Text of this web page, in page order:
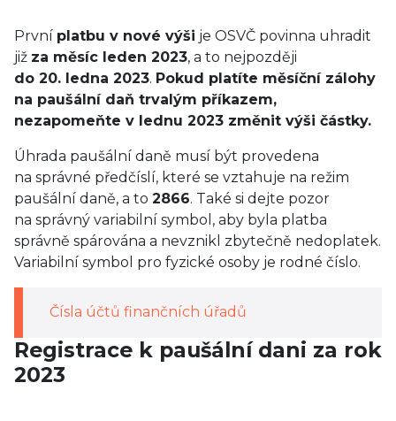
První platbu v nové výši je OSVČ povinna uhradit
již za měsíc leden 2023, a to nejpozději
do 20. ledna 2023. Pokud platíte měsíční zálohy
na paušální daň trvalým příkazem,
nezapomeňte v lednu 2023 změnit výši částky.
Úhrada paušální daně musí být provedena
na správné předčíslí, které se vztahuje na režim
paušální daně, a to 2866. Také si dejte pozor
na správný variabilní symbol, aby byla platba
správně spárována a nevznikl zbytečně nedoplatek.
Variabilní symbol pro fyzické osoby je rodné číslo.
Čísla účtů finančních úřadů
Registrace k paušální dani za rok
2023